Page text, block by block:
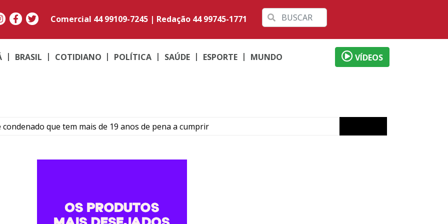
Comercial 44 99109-7245 | Redação 44 99745-1771
BRASIL COTIDIANO POLÍTICA SAÚDE ESPORTE MUNDO VÍDEOS
condenado que tem mais de 19 anos de pena a cumprir
colisão entre carro e motocicleta no centro de Umuarama